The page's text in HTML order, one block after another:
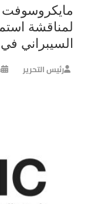
لمناقشة
السيبراني
رئيس التحرير